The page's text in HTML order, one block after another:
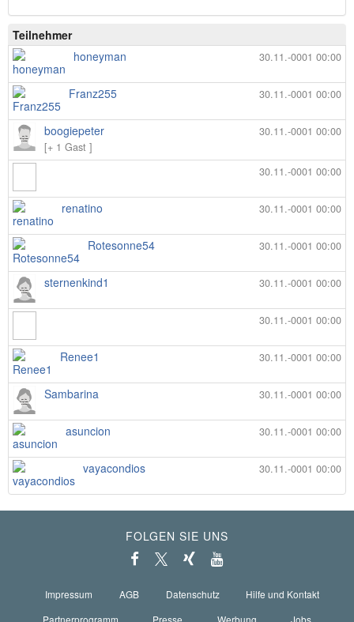
Teilnehmer
30.11.-0001 00:00
honeyman
30.11.-0001 00:00
Franz255
30.11.-0001 00:00
boogiepeter
[+ 1 Gast ]
30.11.-0001 00:00
30.11.-0001 00:00
renatino
30.11.-0001 00:00
Rotesonne54
30.11.-0001 00:00
sternenkind1
30.11.-0001 00:00
30.11.-0001 00:00
Renee1
30.11.-0001 00:00
Sambarina
30.11.-0001 00:00
asuncion
30.11.-0001 00:00
vayacondios
FOLGEN SIE UNS
Impressum AGB Datenschutz
Hilfe und Kontakt
Partnerprogramm
Presse Werbung Jobs